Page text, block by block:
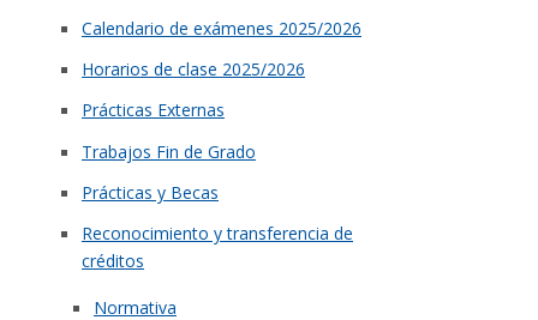
Calendario de exámenes 2025/2026
Horarios de clase 2025/2026
Prácticas Externas
Trabajos Fin de Grado
Prácticas y Becas
Reconocimiento y transferencia de
créditos
Normativa